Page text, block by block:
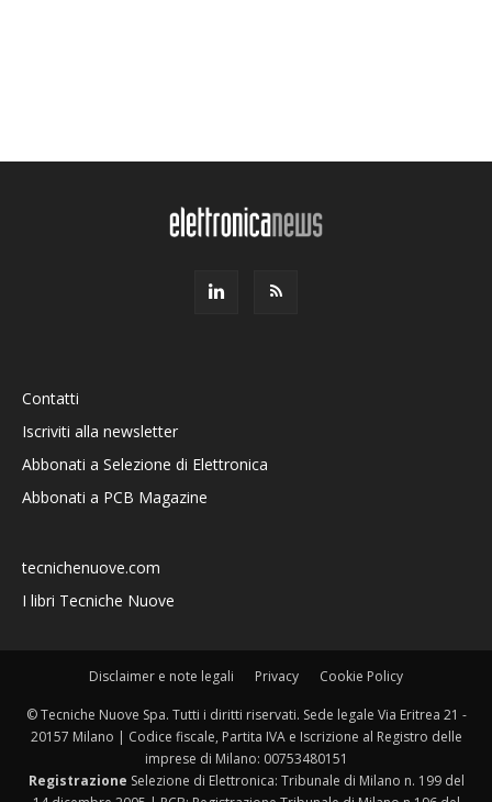
Contatti
Iscriviti alla newsletter
Abbonati a Selezione di Elettronica
Abbonati a PCB Magazine
tecnichenuove.com
I libri Tecniche Nuove
Disclaimer e note legali Privacy Cookie Policy
© Tecniche Nuove Spa. Tutti i diritti riservati. Sede legale Via Eritrea 21 -
20157 Milano | Codice fiscale, Partita IVA e Iscrizione al Registro delle
imprese di Milano: 00753480151
Registrazione Selezione di Elettronica: Tribunale di Milano n. 199 del